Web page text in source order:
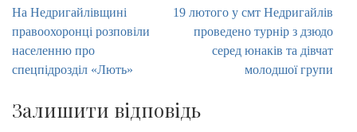
Навігація
записів
На Недригайлівщині
правоохоронці розповіли
населенню про
спецпідрозділ «Лють»
19 лютого у смт Недригайлів
проведено турнір з дзюдо
серед юнаків та дівчат
молодшої групи
Залишити відповідь